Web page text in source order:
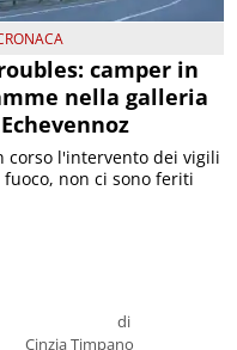
camper in
nella galleria
di
Cinzia Timpano
corso l'intervento dei vigili
fuoco, non ci sono feriti